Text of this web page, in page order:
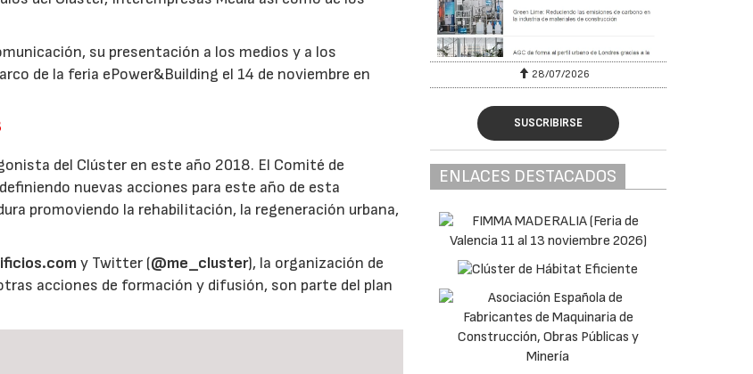
su presentación a los medios y a los
de la feria ePower&Building el 14 de noviembre en
del Clúster en este año 2018. El Comité de
nuevas acciones para este año de esta
promoviendo la rehabilitación, la regeneración urbana,
y Twitter (@me_cluster), la organización de
acciones de formación y difusión, son parte del plan
28/07/2026 30/07/2026 28/07/2026
SUSCRIBIRSE
ENLACES DESTACADOS